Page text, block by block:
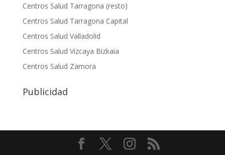
Centros Salud Tarragona (resto)
Centros Salud Tarragona Capital
Centros Salud Valladolid
Centros Salud Vizcaya Bizkaia
Centros Salud Zamora
Publicidad